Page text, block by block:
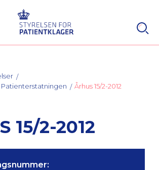
Århus 15/2-2012
15/2-2012